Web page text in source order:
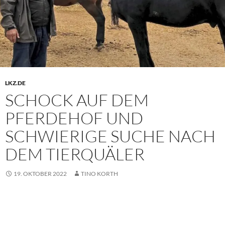
LKZ.DE
SCHOCK AUF DEM
PFERDEHOF UND
SCHWIERIGE SUCHE NACH
DEM TIERQUÄLER
19. OKTOBER 2022 TINO KORTH